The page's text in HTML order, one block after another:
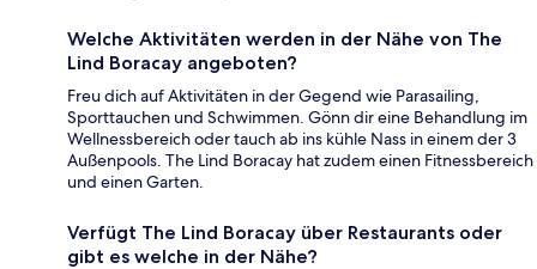
Welche Aktivitäten werden in der Nähe von The
Lind Boracay angeboten?
Freu dich auf Aktivitäten in der Gegend wie Parasailing,
Sporttauchen und Schwimmen. Gönn dir eine Behandlung im
Wellnessbereich oder tauch ab ins kühle Nass in einem der 3
Außenpools. The Lind Boracay hat zudem einen Fitnessbereich
und einen Garten.
Verfügt The Lind Boracay über Restaurants oder
gibt es welche in der Nähe?